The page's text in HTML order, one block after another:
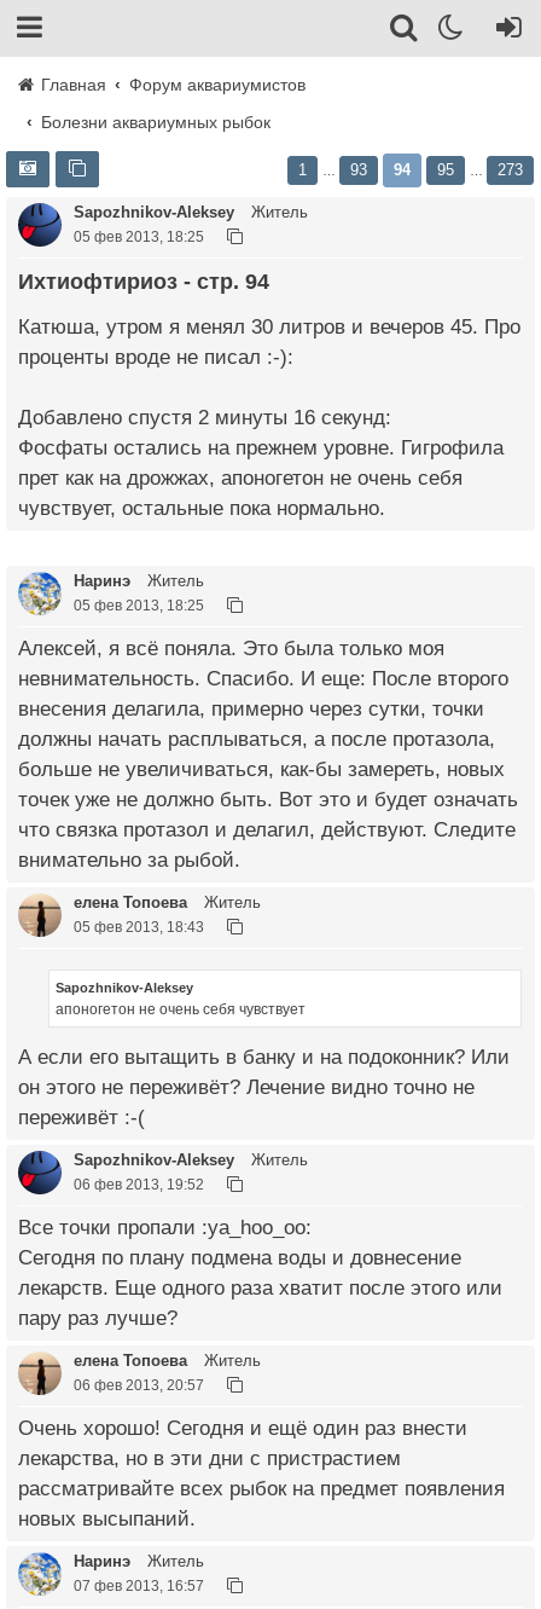
Главная
Форум аквариумистов
Болезни аквариумных рыбок
1 93 94 95 273
Sapozhnikov-Aleksey Житель
05 фев 2013, 18:25
Ихтиофтириоз - стр. 94
Катюша, утром я менял 30 литров и вечеров 45. Про
проценты вроде не писал :-):
Добавлено спустя 2 минуты 16 секунд:
Фосфаты остались на прежнем уровне. Гигрофила
прет как на дрожжах, апоногетон не очень себя
чувствует, остальные пока нормально.
Наринэ Житель
05 фев 2013, 18:25
Алексей, я всё поняла. Это была только моя
невнимательность. Спасибо. И еще: После второго
внесения делагила, примерно через сутки, точки
должны начать расплываться, а после протазола,
больше не увеличиваться, как-бы замереть, новых
точек уже не должно быть. Вот это и будет означать
что связка протазол и делагил, действуют. Следите
внимательно за рыбой.
елена Топоева Житель
05 фев 2013, 18:43
Sapozhnikov-Aleksey
апоногетон не очень себя чувствует
А если его вытащить в банку и на подоконник? Или
он этого не переживёт? Лечение видно точно не
переживёт :-(
Sapozhnikov-Aleksey Житель
06 фев 2013, 19:52
Все точки пропали :ya_hoo_oo:
Сегодня по плану подмена воды и довнесение
лекарств. Еще одного раза хватит после этого или
пару раз лучше?
елена Топоева Житель
06 фев 2013, 20:57
Очень хорошо! Сегодня и ещё один раз внести
лекарства, но в эти дни с пристрастием
рассматривайте всех рыбок на предмет появления
новых высыпаний.
Наринэ Житель
07 фев 2013, 16:57